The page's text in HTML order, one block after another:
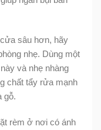
sâu hơn, hãy
nhẹ. Dùng một
và nhẹ nhàng
chất tẩy rửa mạnh
gỗ.
rèm ở nơi có ánh